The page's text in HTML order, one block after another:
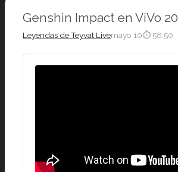
Genshin Impact en ViVo
Leyendas de Teyvat Livemayo 10⏱ 58:50